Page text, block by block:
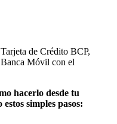
de Crédito BCP,
Banca Móvil con el
hacerlo desde tu
simples pasos: